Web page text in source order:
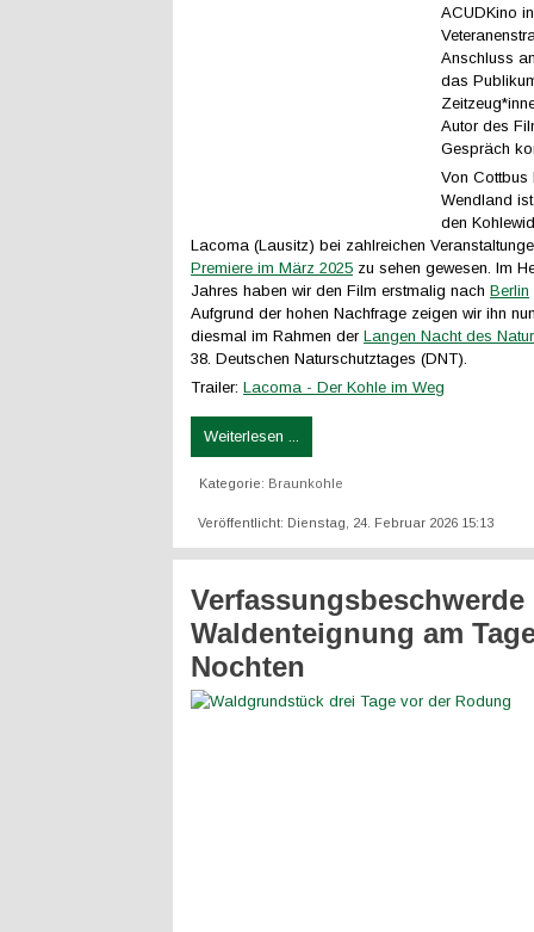
ACUDKino
Anschluss
das
Autor des
Gespräch
Von Cottbus
Wendland
den
Lacoma (Lausitz) bei zahlreichen
Premiere im März 2025 zu sehen gewesen. Im
Jahres haben wir den Film erstmalig nach Berlin
Aufgrund der hohen Nachfrage zeigen wir ihn
diesmal im Rahmen der Langen Nacht des
38. Deutschen Naturschutztages (DNT).
Trailer: Lacoma - Der Kohle im Weg
Weiterlesen ...
Kategorie: Braunkohle
Veröffentlicht: Dienstag, 24. Februar 2026 15:13
Verfassungsbeschwerde
Waldenteignung am
Nochten